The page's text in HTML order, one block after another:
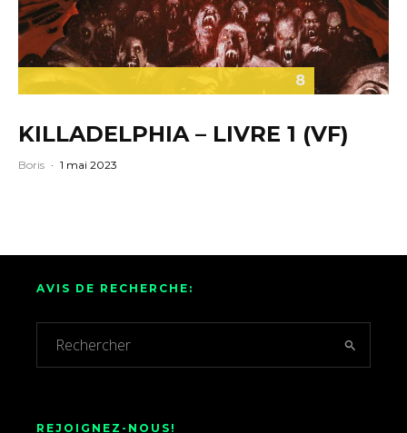
8
KILLADELPHIA – LIVRE 1 (VF)
Boris · 1 mai 2023
AVIS DE RECHERCHE:
REJOIGNEZ-NOUS!